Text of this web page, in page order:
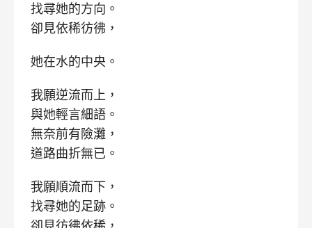
找尋她的方向。
卻見依稀彷彿，
她在水的中央。
我願逆流而上，
與她輕言細語。
無奈前有險灘，
道路曲折無已。
我願順流而下，
找尋她的足跡。